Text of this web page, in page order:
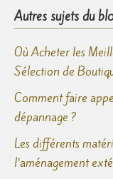
Autres sujets du
Où Acheter les
Sélection de
Comment faire
dépannage ?
Les différents
l’aménagement